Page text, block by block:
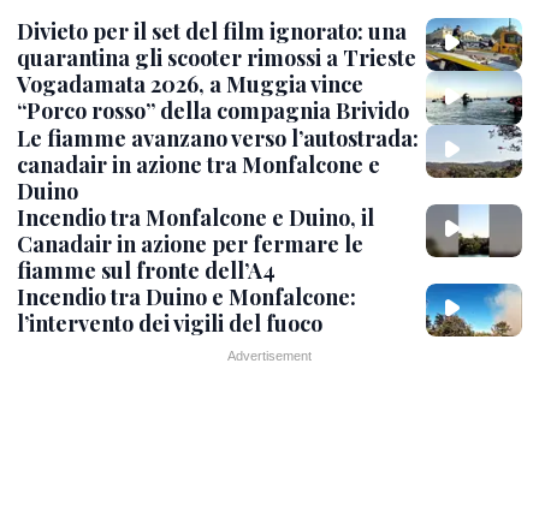
Divieto per il set del film ignorato: una
quarantina gli scooter rimossi a Trieste
Vogadamata 2026, a Muggia vince
“Porco rosso” della compagnia Brivido
Le fiamme avanzano verso l’autostrada:
canadair in azione tra Monfalcone e
Duino
Incendio tra Monfalcone e Duino, il
Canadair in azione per fermare le
fiamme sul fronte dell’A4
Incendio tra Duino e Monfalcone:
l’intervento dei vigili del fuoco